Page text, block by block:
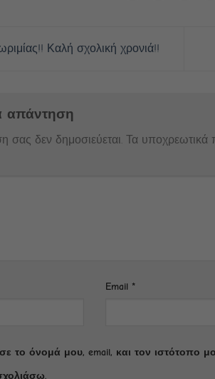
Καλή σχολική χρονιά!!
απάντηση
σας δεν δημοσιεύεται. Τα υποχρεωτικά
Email *
το όνομά μου, email, και τον ιστότοπο